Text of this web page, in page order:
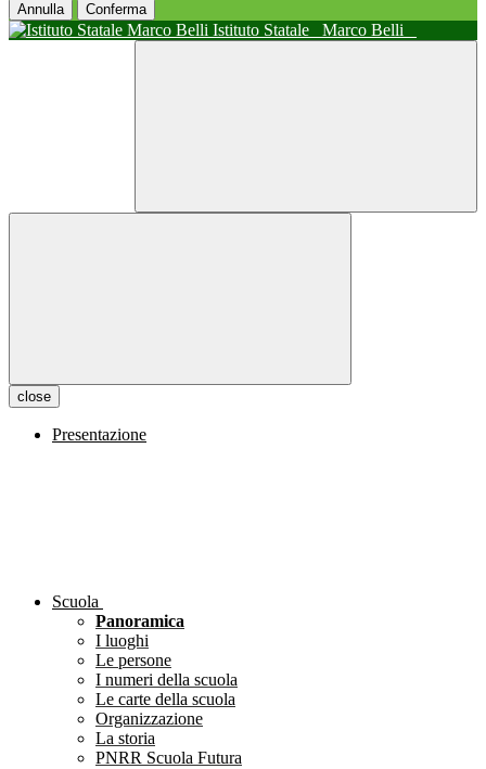
Annulla Conferma
Istituto Statale Marco Belli
close
Presentazione
Scuola
Panoramica
I luoghi
Le persone
I numeri della scuola
Le carte della scuola
Organizzazione
La storia
PNRR Scuola Futura